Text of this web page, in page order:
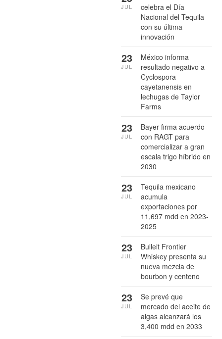
celebra el Día
Nacional del Tequila
con su última
innovación
JUL
México informa
resultado negativo a
Cyclospora
cayetanensis en
lechugas de Taylor
Farms
23
JUL
Bayer firma acuerdo
con RAGT para
comercializar a gran
escala trigo híbrido en
2030
23
JUL
Tequila mexicano
acumula
exportaciones por
11,697 mdd en 2023-
2025
23
JUL
Bulleit Frontier
Whiskey presenta su
nueva mezcla de
bourbon y centeno
23
JUL
Se prevé que
mercado del aceite de
algas alcanzará los
3,400 mdd en 2033
23
JUL